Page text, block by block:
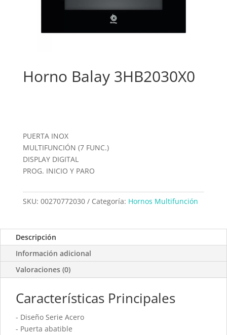
Horno Balay 3HB2030X0
PUERTA INOX
MULTIFUNCIÓN (7 FUNC.)
DISPLAY DIGITAL
PROG. INICIO Y PARO
SKU: 00270772030 Categoría: Hornos Multifunción
Descripción
Información adicional
Valoraciones (0)
Características Principales
- Diseño Serie Acero
- Puerta abatible